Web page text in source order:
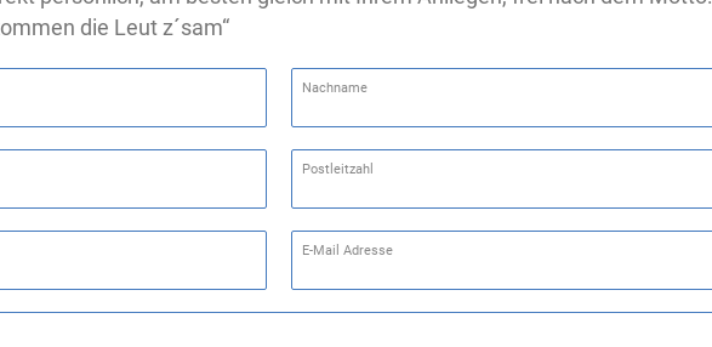
die Leut z´sam“
Nachname
Postleitzahl
E-Mail Adresse